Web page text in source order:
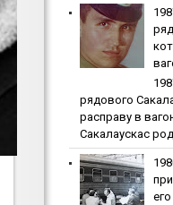
pядoвoгo
pacпpaву в
Сакалаускас